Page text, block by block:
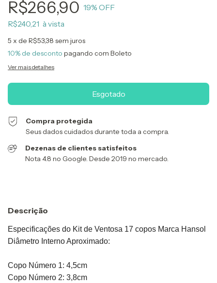
R$266,90 19% OFF
R$240,21
5 x de R$53,38 sem juros
10% de desconto pagando com Boleto
Ver mais detalhes
Compra protegida
Seus dados cuidados durante toda a compra.
Dezenas de clientes satisfeitos
Nota 4.8 no Google. Desde 2019 no mercado.
Descrição
Especificações do Kit de Ventosa 17 copos Marca Hansol
Diâmetro Interno Aproximado:
Copo Número 1: 4,5cm
Copo Número 2: 3,8cm